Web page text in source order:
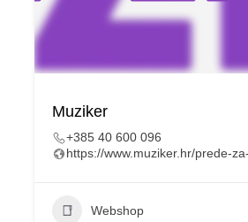
Muziker
+385 40 600 096
https://www.muziker.hr/prede-
Webshop